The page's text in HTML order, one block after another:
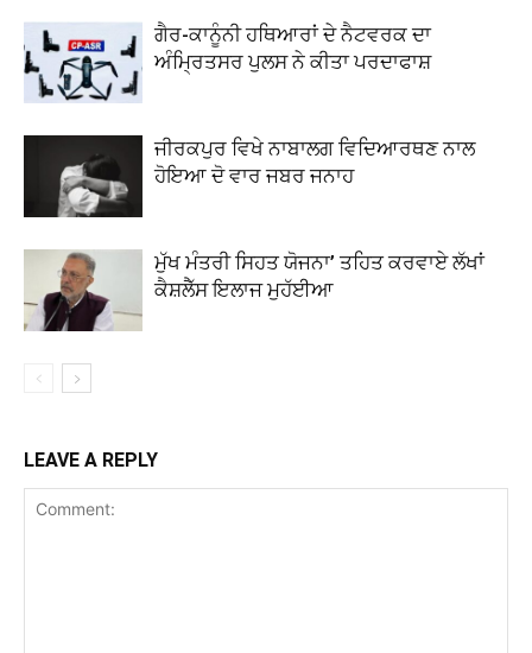
ਗੈਰ-ਕਾਨੂੰਨੀ ਹਥਿਆਰਾਂ ਦੇ ਨੈਟਵਰਕ ਦਾ
ਅੰਮ੍ਰਿਤਸਰ ਪੁਲਸ ਨੇ ਕੀਤਾ ਪਰਦਾਫਾਸ਼
ਜੀਰਕਪੁਰ ਵਿਖੇ ਨਾਬਾਲਗ ਵਿਦਿਆਰਥਣ ਨਾਲ
ਹੋਇਆ ਦੋ ਵਾਰ ਜਬਰ ਜਨਾਹ
ਮੁੱਖ ਮੰਤਰੀ ਸਿਹਤ ਯੋਜਨਾ’ ਤਹਿਤ ਕਰਵਾਏ ਲੱਖਾਂ
ਕੈਸ਼ਲੈੱਸ ਇਲਾਜ ਮੁਹੱਈਆ
LEAVE A REPLY